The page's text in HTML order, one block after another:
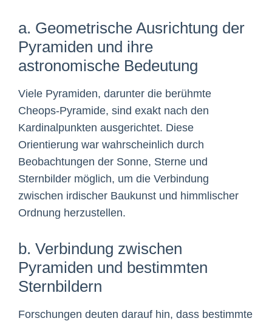
a. Geometrische Ausrichtung der
Pyramiden und ihre
astronomische Bedeutung
Viele Pyramiden, darunter die berühmte
Cheops-Pyramide, sind exakt nach den
Kardinalpunkten ausgerichtet. Diese
Orientierung war wahrscheinlich durch
Beobachtungen der Sonne, Sterne und
Sternbilder möglich, um die Verbindung
zwischen irdischer Baukunst und himmlischer
Ordnung herzustellen.
b. Verbindung zwischen
Pyramiden und bestimmten
Sternbildern
Forschungen deuten darauf hin, dass bestimmte